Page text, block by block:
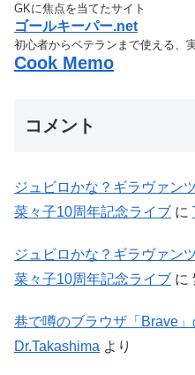
GKに焦点を当てたサイト
ゴールキーパー.net
初心者からベテランまで使える、
Cook Memo
コメント
ジュビロかな？ギラヴァン
菜々子10周年記念ライブ に
ジュビロかな？ギラヴァン
菜々子10周年記念ライブ に
巷で噂のブラウザ「Brave
Dr.Takashima より